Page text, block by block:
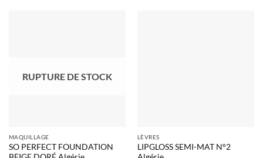
RUPTURE DE STOCK
MAQUILLAGE
SO PERFECT FOUNDATION
LÈVRES
LIPGLOSS SEMI-MAT N°2